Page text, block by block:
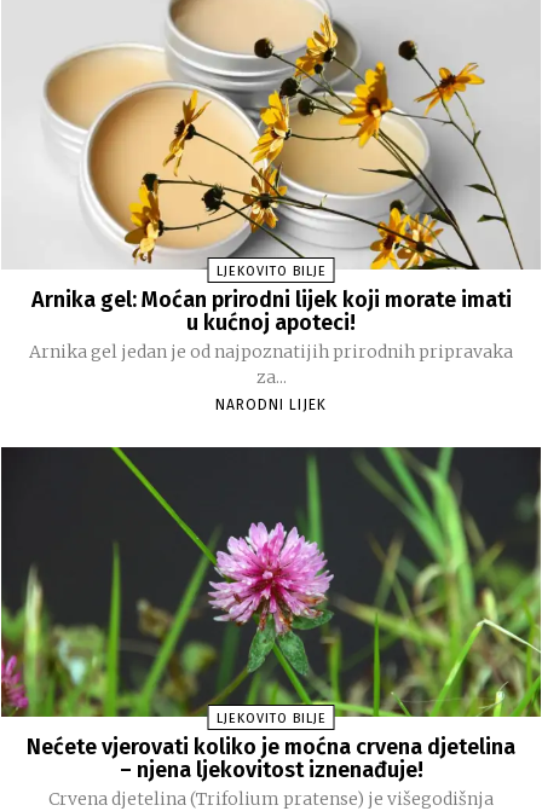
LJEKOVITO BILJE
Arnika gel: Moćan prirodni lijek koji morate imati
u kućnoj apoteci!
Arnika gel jedan je od najpoznatijih prirodnih pripravaka
za...
NARODNI LIJEK
LJEKOVITO BILJE
Nećete vjerovati koliko je moćna crvena djetelina
– njena ljekovitost iznenađuje!
Crvena djetelina (Trifolium pratense) je višegodišnja